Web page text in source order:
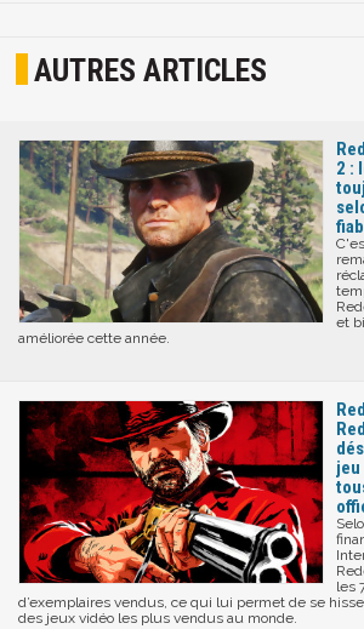
AUTRES ARTICLES
2 :
et
améliorée cette année.
jeu
les
d’exemplaires vendus, ce qui lui permet de se
des jeux vidéo les plus vendus au monde.